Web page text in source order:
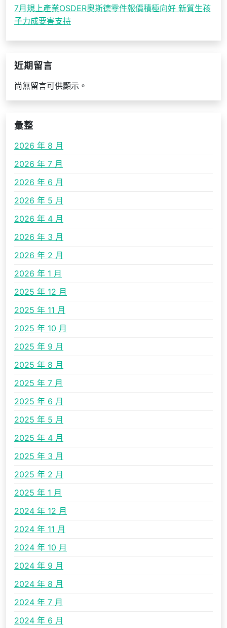
7月規上產業OSDER奧斯德零件報價積極向好 新質生孩
子力成要害支持
近期留言
尚無留言可供顯示。
彙整
2026 年 8 月
2026 年 7 月
2026 年 6 月
2026 年 5 月
2026 年 4 月
2026 年 3 月
2026 年 2 月
2026 年 1 月
2025 年 12 月
2025 年 11 月
2025 年 10 月
2025 年 9 月
2025 年 8 月
2025 年 7 月
2025 年 6 月
2025 年 5 月
2025 年 4 月
2025 年 3 月
2025 年 2 月
2025 年 1 月
2024 年 12 月
2024 年 11 月
2024 年 10 月
2024 年 9 月
2024 年 8 月
2024 年 7 月
2024 年 6 月